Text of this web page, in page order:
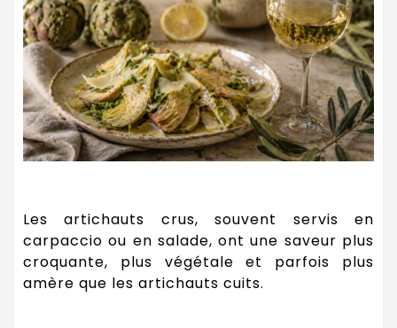
Les artichauts crus, souvent servis en
carpaccio ou en salade, ont une saveur plus
croquante, plus végétale et parfois plus
amère que les artichauts cuits.